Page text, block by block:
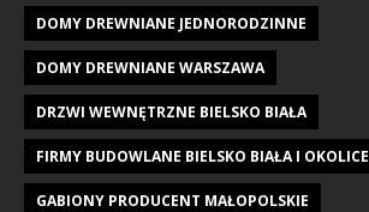
DOMY DREWNIANE JEDNORODZINNE
DOMY DREWNIANE WARSZAWA
DRZWI WEWNĘTRZNE BIELSKO BIAŁA
FIRMY BUDOWLANE BIELSKO BIAŁA I OKOLICE
GABIONY PRODUCENT MAŁOPOLSKIE